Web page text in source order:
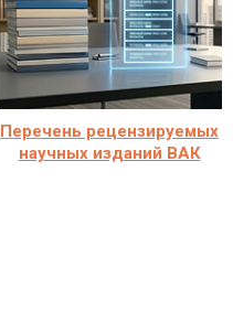
Перечень рецензируемых
научных изданий ВАК